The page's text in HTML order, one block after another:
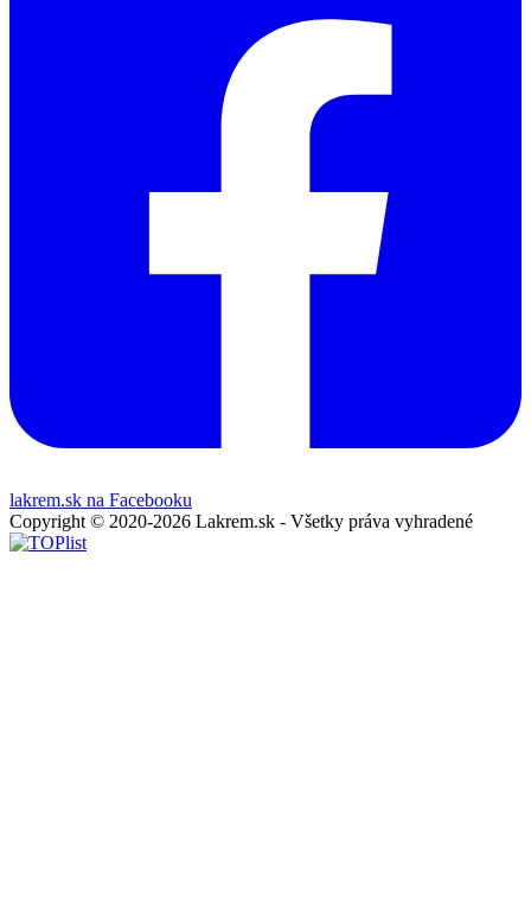
lakrem.sk na Facebooku
Copyright © 2020-2026 Lakrem.sk - Všetky práva vyhradené